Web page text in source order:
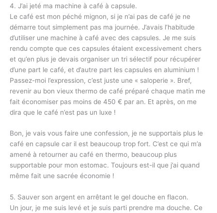
4. J’ai jeté ma machine à café à capsule.
Le café est mon péché mignon, si je n’ai pas de café je ne
démarre tout simplement pas ma journée. J’avais l’habitude
d’utiliser une machine à café avec des capsules. Je me suis
rendu compte que ces capsules étaient excessivement chers
et qu’en plus je devais organiser un tri sélectif pour récupérer
d’une part le café, et d’autre part les capsules en aluminium !
Passez-moi l’expression, c’est juste une « saloperie ». Bref,
revenir au bon vieux thermo de café préparé chaque matin me
fait économiser pas moins de 450 € par an. Et après, on me
dira que le café n’est pas un luxe !
Bon, je vais vous faire une confession, je ne supportais plus le
café en capsule car il est beaucoup trop fort. C’est ce qui m’a
amené à retourner au café en thermo, beaucoup plus
supportable pour mon estomac. Toujours est-il que j’ai quand
même fait une sacrée économie !
5. Sauver son argent en arrêtant le gel douche en flacon.
Un jour, je me suis levé et je suis parti prendre ma douche. Ce